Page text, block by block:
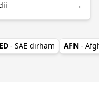
→
- SAE dirham AFN -